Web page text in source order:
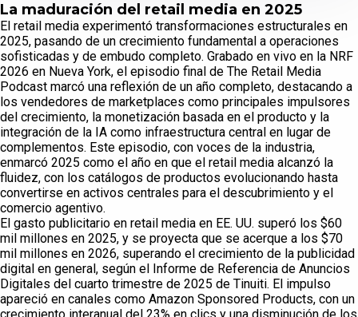
La maduración del retail media en 2025
El retail media experimentó transformaciones estructurales en
2025, pasando de un crecimiento fundamental a operaciones
sofisticadas y de embudo completo. Grabado en vivo en la NRF
2026 en Nueva York, el episodio final de The Retail Media
Podcast marcó una reflexión de un año completo, destacando a
los vendedores de marketplaces como principales impulsores
del crecimiento, la monetización basada en el producto y la
integración de la IA como infraestructura central en lugar de
complementos. Este episodio, con voces de la industria,
enmarcó 2025 como el año en que el retail media alcanzó la
fluidez, con los catálogos de productos evolucionando hasta
convertirse en activos centrales para el descubrimiento y el
comercio agentivo.
El gasto publicitario en retail media en EE. UU. superó los $60
mil millones en 2025, y se proyecta que se acerque a los $70
mil millones en 2026, superando el crecimiento de la publicidad
digital en general, según el Informe de Referencia de Anuncios
Digitales del cuarto trimestre de 2025 de Tinuiti. El impulso
apareció en canales como Amazon Sponsored Products, con un